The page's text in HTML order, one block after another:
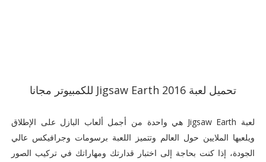
تحميل لعبة Jigsaw Earth 2016 للكمبيوتر مجانا
لعبة Jigsaw Earth هي واحدة من أجمل ألعاب البازل على الإطلاق
ويلعبها الملايين حول العالم وتتميز اللعبة برسومات وجرافيكس عالي
الجودة، إذا كنت بحاجة إلى اختبار قدارتك ومهاراتك في تركيب الصور